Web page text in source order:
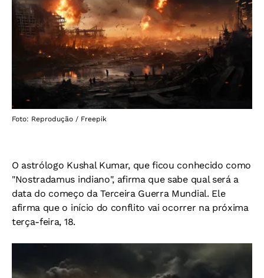
Foto: Reprodução / Freepik
O astrólogo Kushal Kumar, que ficou conhecido como
"Nostradamus indiano", afirma que sabe qual será a
data do começo da Terceira Guerra Mundial. Ele
afirma que o início do conflito vai ocorrer na próxima
terça-feira, 18.